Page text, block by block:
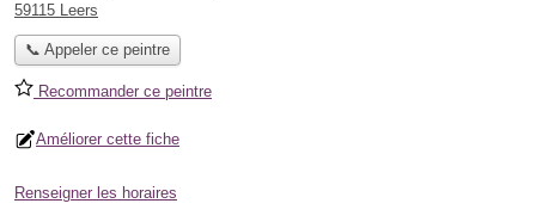
59115 Leers
📞 Appeler ce peintre
Recommander ce peintre
Améliorer cette fiche
Renseigner les horaires